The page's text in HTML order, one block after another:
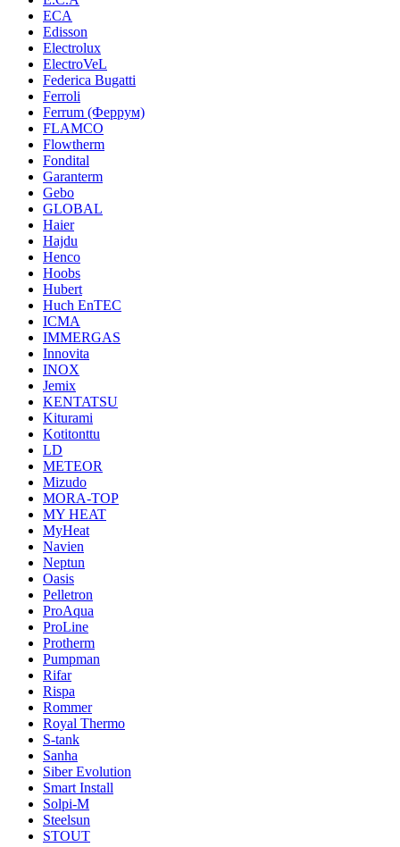
ECA
Edisson
Electrolux
ElectroVeL
Federica Bugatti
Ferroli
Ferrum (Феррум)
FLAMCO
Flowtherm
Fondital
Garanterm
Gebo
GLOBAL
Haier
Hajdu
Henco
Hoobs
Hubert
Huch EnTEC
ICMA
IMMERGAS
Innovita
INOX
Jemix
KENTATSU
Kiturami
Kotitonttu
LD
METEOR
Mizudo
MORA-TOP
MY HEAT
MyHeat
Navien
Neptun
Oasis
Pelletron
ProAqua
ProLine
Protherm
Pumpman
Rifar
Rispa
Rommer
Royal Thermo
S-tank
Sanha
Siber Evolution
Smart Install
Solpi-M
Steelsun
STOUT